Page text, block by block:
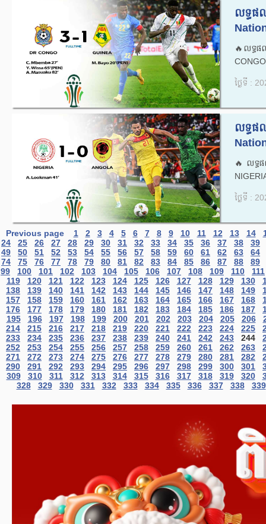
លទ្ធផ
🔥លទ្ធផ
ថ្ងៃទី :
លទ្ធផ
🔥លទ្ធ
ថ្ងៃទី :
Previous page 1 2 3 4 5 6 7 8 9 10 11 12 13 14
24
25 26 27 28 29 30 31 32 33 34 35 36 37 38
39
49
50 51 52 53 54 55 56 57 58 59 60 61 62 63
64
74
75 76 77 78 79 80 81 82 83 84 85 86 87 88
89
99
100 101 102 103 104 105 106 107 108 109 110
111
119
120 121 122 123 124 125 126 127 128 129 130
138
139 140 141 142 143 144 145 146 147 148 149
157
158 159 160 161 162 163 164 165 166 167 168
176
177 178 179 180 181 182 183 184 185 186 187
195
196 197 198 199 200 201 202 203 204 205 206
214
215 216 217 218 219 220 221 222 223 224 225
233
234 235 236 237 238 239 240 241 242 243 244
252
253 254 255 256 257 258 259 260 261 262 263
271
272 273 274 275 276 277 278 279 280 281 282
290
291 292 293 294 295 296 297 298 299 300 301
309
310 311 312 313 314 315 316 317 318 319 320
328
329 330 331 332 333 334 335 336 337 338 339